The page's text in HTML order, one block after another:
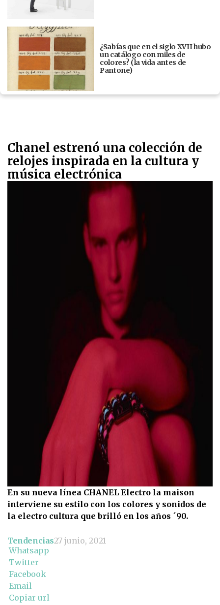
¿Sabías que en el siglo XVII hubo
un catálogo con miles de
colores? (la vida antes de
Pantone)
Chanel estrenó una colección de
relojes inspirada en la cultura y
música electrónica
En su nueva línea CHANEL Electro la maison
interviene su estilo con los colores y sonidos de
la electro cultura que brilló en los años ´90.
Tendencias27 junio, 2021
Whatsapp
Twitter
Facebook
Email
Copiar url